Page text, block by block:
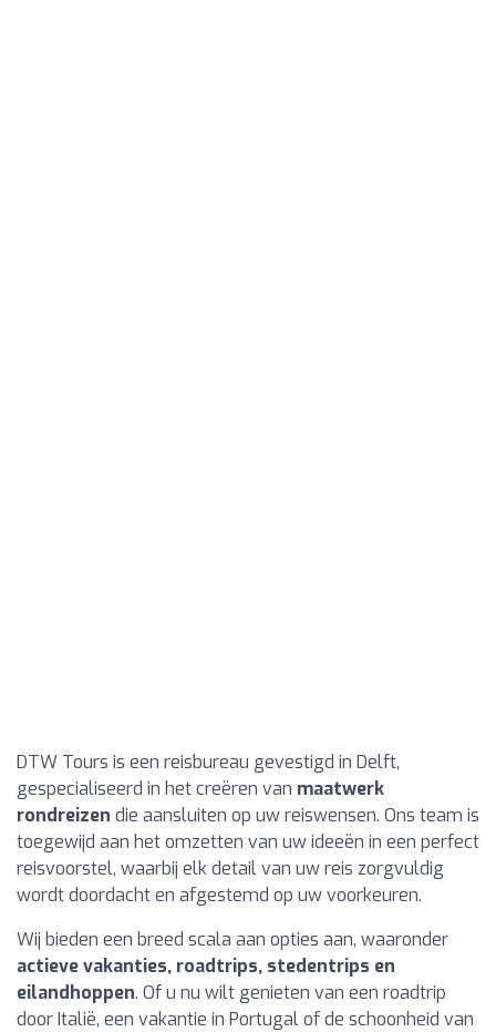
DTW Tours is een reisbureau gevestigd in Delft,
gespecialiseerd in het creëren van maatwerk
rondreizen die aansluiten op uw reiswensen. Ons team is
toegewijd aan het omzetten van uw ideeën in een perfect
reisvoorstel, waarbij elk detail van uw reis zorgvuldig
wordt doordacht en afgestemd op uw voorkeuren.
Wij bieden een breed scala aan opties aan, waaronder
actieve vakanties, roadtrips, stedentrips en
eilandhoppen. Of u nu wilt genieten van een roadtrip
door Italië, een vakantie in Portugal of de schoonheid van